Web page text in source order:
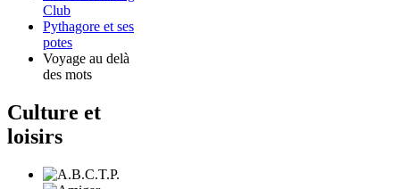
Club
Pythagore et ses
potes
Voyage au delà
des mots
Culture et
loisirs